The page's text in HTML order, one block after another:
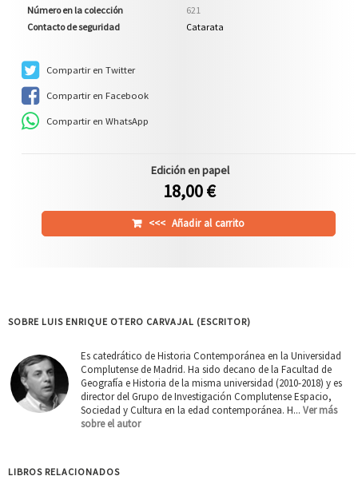
Número en la colección
621
Contacto de seguridad
Catarata
Compartir en Twitter
Compartir en Facebook
Compartir en WhatsApp
Edición en papel
18,00 €
<<< Añadir al carrito
SOBRE LUIS ENRIQUE OTERO CARVAJAL (ESCRITOR)
Es catedrático de Historia Contemporánea en la Universidad
Complutense de Madrid. Ha sido decano de la Facultad de
Geografía e Historia de la misma universidad (2010-2018) y es
director del Grupo de Investigación Complutense Espacio,
Sociedad y Cultura en la edad contemporánea. H... Ver más
sobre el autor
LIBROS RELACIONADOS